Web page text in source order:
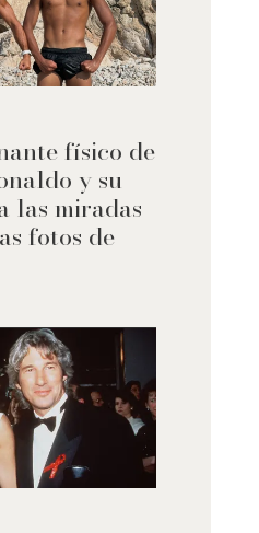
físico de
y su
las miradas
fotos de